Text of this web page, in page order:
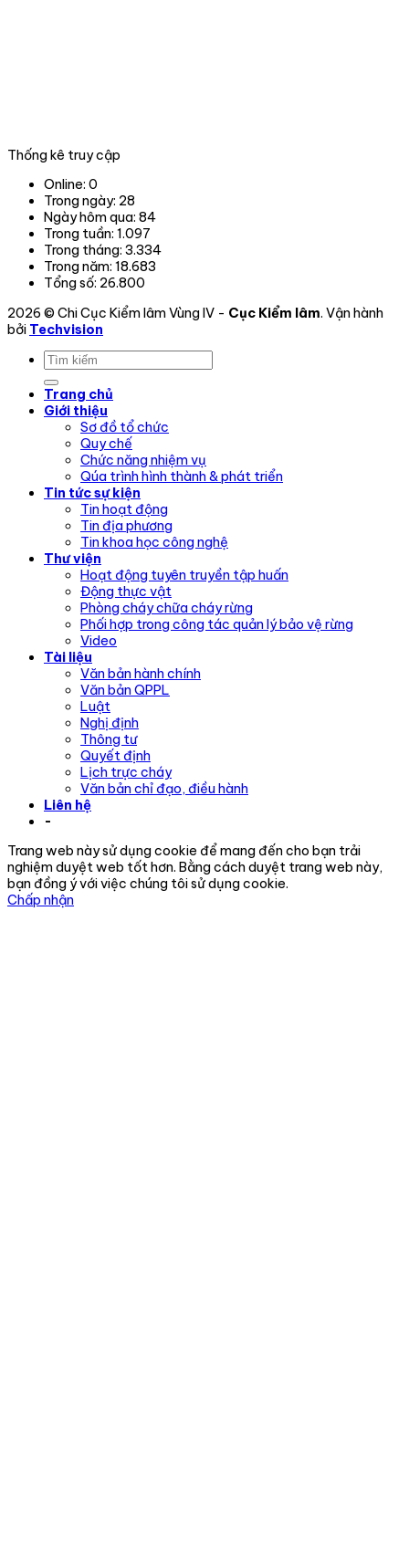
Thống kê truy cập
Online: 0
Trong ngày: 28
Ngày hôm qua: 84
Trong tuần: 1.097
Trong tháng: 3.334
Trong năm: 18.683
Tổng số: 26.800
2026 © Chi Cục Kiểm lâm Vùng IV - Cục Kiểm lâm. Vận hành
bởi Techvision
Trang chủ
Giới thiệu
Sơ đồ tổ chức
Quy chế
Chức năng nhiệm vụ
Qúa trình hình thành & phát triển
Tin tức sự kiện
Tin hoạt động
Tin địa phương
Tin khoa học công nghệ
Thư viện
Hoạt động tuyên truyền tập huấn
Động thực vật
Phòng cháy chữa cháy rừng
Phối hợp trong công tác quản lý bảo vệ rừng
Video
Tài liệu
Văn bản hành chính
Văn bản QPPL
Luật
Nghị định
Thông tư
Quyết định
Lịch trực cháy
Văn bản chỉ đạo, điều hành
Liên hệ
-
Trang web này sử dụng cookie để mang đến cho bạn trải
nghiệm duyệt web tốt hơn. Bằng cách duyệt trang web này,
bạn đồng ý với việc chúng tôi sử dụng cookie.
Chấp nhận